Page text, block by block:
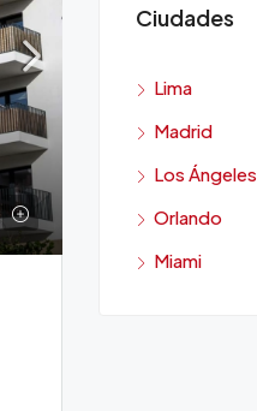
Ciudades
Lima
Madrid
Los Ángeles
Orlando
Miami